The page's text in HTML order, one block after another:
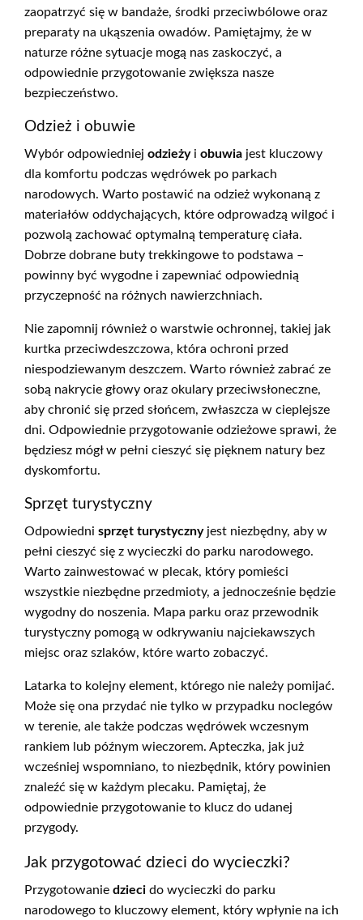
zaopatrzyć się w bandaże, środki przeciwbólowe oraz
preparaty na ukąszenia owadów. Pamiętajmy, że w
naturze różne sytuacje mogą nas zaskoczyć, a
odpowiednie przygotowanie zwiększa nasze
bezpieczeństwo.
Odzież i obuwie
Wybór odpowiedniej odzieżyi obuwia jest kluczowy
dla komfortu podczas wędrówek po parkach
narodowych. Warto postawić na odzież wykonaną z
materiałów oddychających, które odprowadzą wilgoć i
pozwolą zachować optymalną temperaturę ciała.
Dobrze dobrane buty trekkingowe to podstawa –
powinny być wygodne i zapewniać odpowiednią
przyczepność na różnych nawierzchniach.
Nie zapomnij również o warstwie ochronnej, takiej jak
kurtka przeciwdeszczowa, która ochroni przed
niespodziewanym deszczem. Warto również zabrać ze
sobą nakrycie głowy oraz okulary przeciwsłoneczne,
aby chronić się przed słońcem, zwłaszcza w cieplejsze
dni. Odpowiednie przygotowanie odzieżowe sprawi, że
będziesz mógł w pełni cieszyć się pięknem natury bez
dyskomfortu.
Sprzęt turystyczny
Odpowiedni sprzęt turystycznyjest niezbędny, aby w
pełni cieszyć się z wycieczki do parku narodowego.
Warto zainwestować w plecak, który pomieści
wszystkie niezbędne przedmioty, a jednocześnie będzie
wygodny do noszenia. Mapa parku oraz przewodnik
turystyczny pomogą w odkrywaniu najciekawszych
miejsc oraz szlaków, które warto zobaczyć.
Latarka to kolejny element, którego nie należy pomijać.
Może się ona przydać nie tylko w przypadku noclegów
w terenie, ale także podczas wędrówek wczesnym
rankiem lub późnym wieczorem. Apteczka, jak już
wcześniej wspomniano, to niezbędnik, który powinien
znaleźć się w każdym plecaku. Pamiętaj, że
odpowiednie przygotowanie to klucz do udanej
przygody.
Jak przygotować dzieci do wycieczki?
Przygotowanie dzieci do wycieczki do parku
narodowego to kluczowy element, który wpłynie na ich